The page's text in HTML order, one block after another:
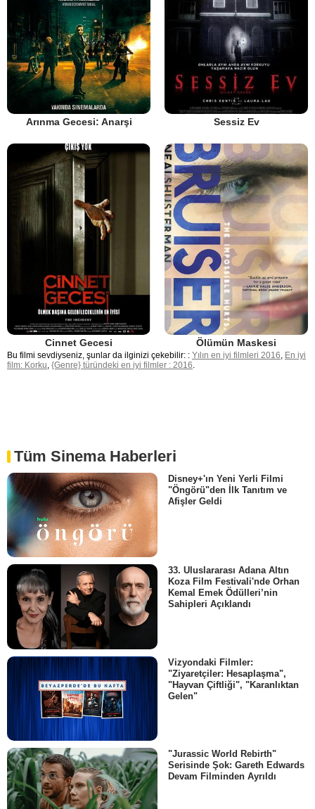
Arınma Gecesi: Anarşi Sessiz Ev
Cinnet Gecesi Ölümün Maskesi
Bu filmi sevdiyseniz, şunlar da ilginizi çekebilir: : Yılın en iyi filmleri 2016, En iyi
film: Korku, {Genre} türündeki en iyi filmler : 2016.
Tüm Sinema Haberleri
Disney+'ın Yeni Yerli Filmi
"Öngörü"den İlk Tanıtım ve
Afişler Geldi
33. Uluslararası Adana Altın
Koza Film Festivali'nde Orhan
Kemal Emek Ödülleri’nin
Sahipleri Açıklandı
Vizyondaki Filmler:
"Ziyaretçiler: Hesaplaşma",
"Hayvan Çiftliği", "Karanlıktan
Gelen"
"Jurassic World Rebirth"
Serisinde Şok: Gareth Edwards
Devam Filminden Ayrıldı